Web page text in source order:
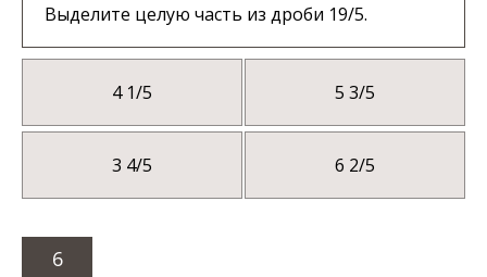
Выделите целую часть из дроби 19/5.
4 1/5 5 3/5
3 4/5 6 2/5
6